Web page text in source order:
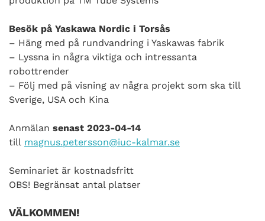
Besök på Yaskawa Nordic i Torsås
– Häng med på rundvandring i Yaskawas fabrik
– Lyssna in några viktiga och intressanta
robottrender
– Följ med på visning av några projekt som ska till
Sverige, USA och Kina
Anmälan senast 2023-04-14
till magnus.petersson@iuc-kalmar.se
Seminariet är kostnadsfritt
OBS! Begränsat antal platser
VÄLKOMMEN!